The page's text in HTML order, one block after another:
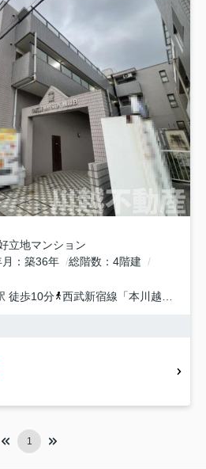
立地マンション
築36年 総階数
4階建
徒歩10分 西武新宿線 「本川越
1